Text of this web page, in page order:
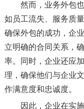
然而，业务外包
如员工流失、服务质
确保外包的成功，企
立明确的合同关系，
率。同时，企业还应
理，确保他们与企业
作满意度和忠诚度。
因此，企业在实